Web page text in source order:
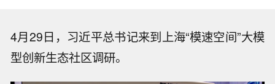
4月29日，习近平总书记来到上海“模速空间”大模
型创新生态社区调研。